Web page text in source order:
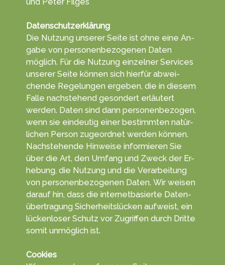
Datenschutzerklärung
Die Nutzung unserer Seite ist ohne eine An­
gabe von per­sonen­be­zoge­nen Daten
möglich. Für die Nut­zung einzelner Ser­vices
unserer Seite können sich hierfür ab­wei­
chen­de Re­ge­lun­gen erge­ben, die in diesem
Falle nachs­tehend ge­son­dert erläu­tert
werden. Daten sind dann personen­bezogen,
wenn sie ein­deutig einer be­stimm­ten na­tür­
lichen Per­son zu­geord­net wer­den können.
Nach­stehende Hin­weise in­for­mieren Sie
über die Art, den Um­fang und Zweck der Er­
he­bung, die Nut­zung und die Ver­arbeitung
von personen­bezogenen Da­ten. Wir weisen
darauf hin, dass die in­ternet­ba­sierte Daten­
über­tragung Sicherheits­lücken aufweist, ein
lücken­loser Schutz vor Zu­grif­fen durch Dritte
somit un­mög­lich ist.
Cookies